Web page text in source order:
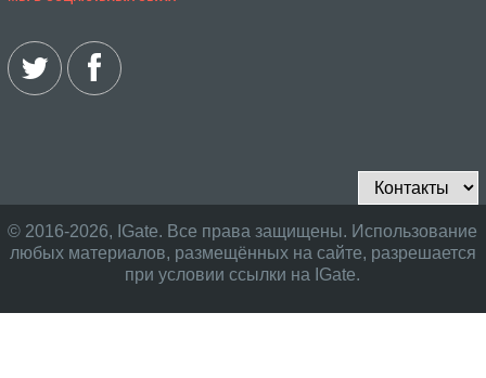
© 2016-2026, IGate. Все права защищены. Использование
любых материалов, размещённых на сайте, разрешается
при условии ссылки на IGate.